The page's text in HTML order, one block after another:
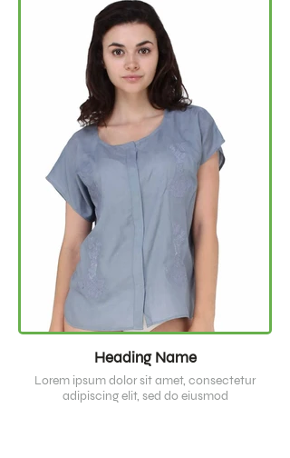
Heading Name
Lorem ipsum dolor sit amet, consectetur
adipiscing elit, sed do eiusmod